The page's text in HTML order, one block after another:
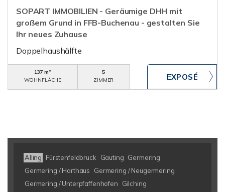
SOPART IMMOBILIEN - Geräumige DHH mit
großem Grund in FFB-Buchenau - gestalten Sie
Ihr neues Zuhause
Doppelhaushälfte
137 m²
WOHNFLÄCHE
5
ZIMMER
Alling Fürstenfeldbruck Gauting Germering
Germering / Harthaus
Germering / Neugermering
Germering / Unterpfaffenhofen
Gilching